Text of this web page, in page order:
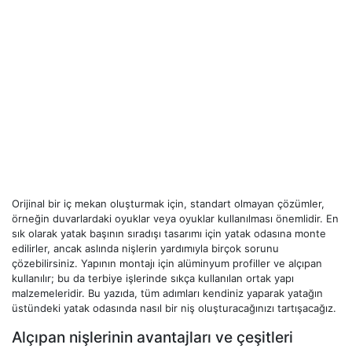
Orijinal bir iç mekan oluşturmak için, standart olmayan çözümler,
örneğin duvarlardaki oyuklar veya oyuklar kullanılması önemlidir. En
sık olarak yatak başının sıradışı tasarımı için yatak odasına monte
edilirler, ancak aslında nişlerin yardımıyla birçok sorunu
çözebilirsiniz. Yapının montajı için alüminyum profiller ve alçıpan
kullanılır; bu da terbiye işlerinde sıkça kullanılan ortak yapı
malzemeleridir. Bu yazıda, tüm adımları kendiniz yaparak yatağın
üstündeki yatak odasında nasıl bir niş oluşturacağınızı tartışacağız.
Alçıpan nişlerinin avantajları ve çeşitleri